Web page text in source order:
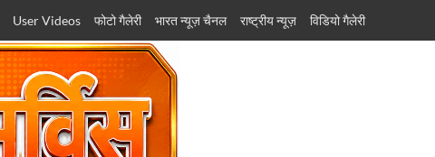
User Videos फोटो गैलेरी भारत न्यूज़ चैनल राष्ट्रीय न्यूज़ विडियो गैलेरी